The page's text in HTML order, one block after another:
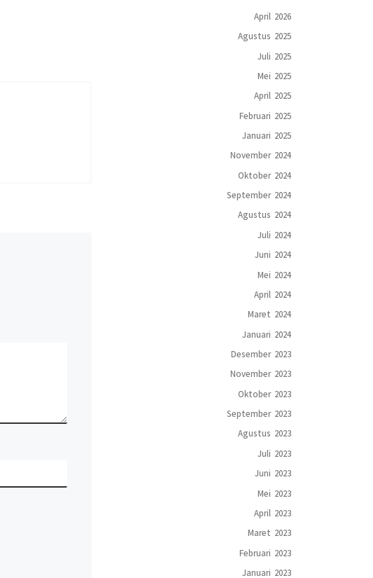
April 2026
Agustus 2025
Juli 2025
Mei 2025
April 2025
Februari 2025
Januari 2025
November 2024
Oktober 2024
September 2024
Agustus 2024
Juli 2024
Juni 2024
Mei 2024
April 2024
Maret 2024
Januari 2024
Desember 2023
November 2023
Oktober 2023
September 2023
Agustus 2023
Juli 2023
Juni 2023
Mei 2023
April 2023
Maret 2023
Februari 2023
Januari 2023